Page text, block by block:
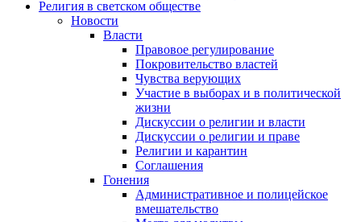
Религия в светском обществе
Новости
Власти
Правовое регулирование
Покровительство властей
Чувства верующих
Участие в выборах и в политической
жизни
Дискуссии о религии и власти
Дискуссии о религии и праве
Религии и карантин
Соглашения
Гонения
Административное и полицейское
вмешательство